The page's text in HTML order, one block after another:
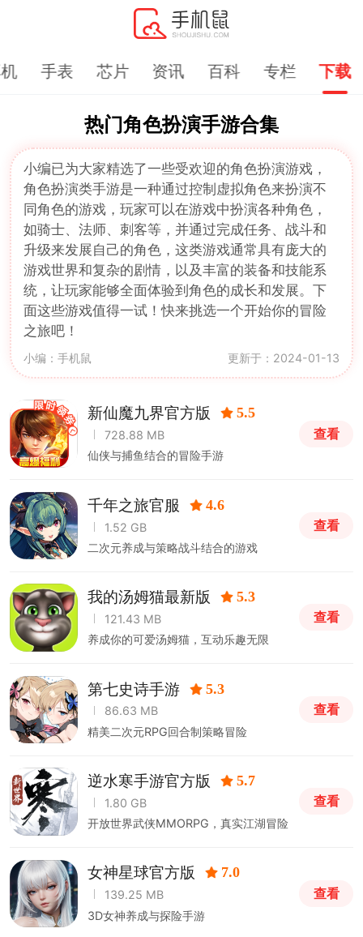
手表 芯片 资讯 百科 专栏 下载
热门角色扮演手游合集
小编已为大家精选了一些受欢迎的角色扮演游戏，
角色扮演类手游是一种通过控制虚拟角色来扮演不
同角色的游戏，玩家可以在游戏中扮演各种角色，
如骑士、法师、刺客等，并通过完成任务、战斗和
升级来发展自己的角色，这类游戏通常具有庞大的
游戏世界和复杂的剧情，以及丰富的装备和技能系
统，让玩家能够全面体验到角色的成长和发展。下
面这些游戏值得一试！快来挑选一个开始你的冒险
之旅吧！
小编：手机鼠 更新于：2024-01-13
新仙魔九界官方版 5.5
728.88 MB
仙侠与捕鱼结合的冒险手游
查看
千年之旅官服 4.6
1.52 GB
二次元养成与策略战斗结合的游戏
查看
我的汤姆猫最新版 5.3
121.43 MB
养成你的可爱汤姆猫，互动乐趣无限
查看
第七史诗手游 5.3
86.63 MB
精美二次元RPG回合制策略冒险
查看
逆水寒手游官方版 5.7
1.80 GB
开放世界武侠MMORPG，真实江湖冒险
查看
女神星球官方版 7.0
139.25 MB
3D女神养成与探险手游
查看